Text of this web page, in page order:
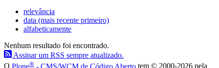
relevância
data (mais recente primeiro)
alfabeticamente
Nenhum resultado foi encontrado.
Assinar um RSS sempre atualizado.
O Plone® - CMS/WCM de Código Aberto tem © 2000-2026 pela